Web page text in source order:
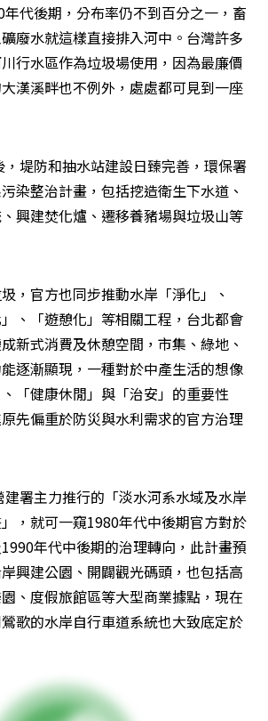
代後期，分布率仍不到百分之一，畜
廢水就這樣直接排入河中。台灣許多
行水區作為垃圾場使用，因為最廉價
漢溪畔也不例外，處處都可見到一座
堤防和抽水站建設日臻完善，環保署
染整治計畫，包括挖造衛生下水道、
興建焚化爐、遷移養豬場與垃圾山等
，官方也同步推動水岸「淨化」、
」、「遊憩化」等相關工程，台北都會
新式消費及休憩空間，市集、綠地、
逐漸顯現，一種對於中產生活的想像
「健康休閒」與「治安」的重要性
先偏重於防災與水利需求的官方治理
署主力推行的「淡水河系水域及水岸
，就可一窺1980年代中後期官方對於
年代中後期的治理轉向，此計畫預
興建公園、開闢觀光碼頭，也包括高
、度假旅館區等大型商業據點，現在
歌的水岸自行車道系統也大致底定於